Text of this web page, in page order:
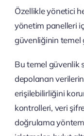
Özellikle yönetici
yönetim panelleri
güvenliğinin temel
Bu temel güvenlik
depolanan
erişilebilirliğini
kontrolleri, veri
doğrulama